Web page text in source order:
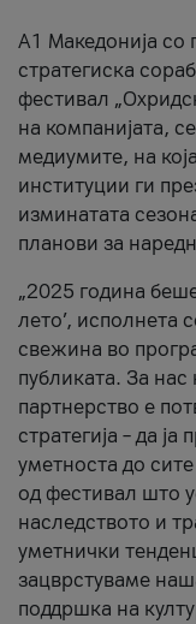
A1 Македонија со
стратегиска
фестивал
на компанијата,
медиумите, на
институции ги
изминатата
планови за
„2025 година
лето’, исполнета
свежина во
публиката. За нас
партнерство е
стратегија – да
уметноста до
од фестивал што
наследството и
уметнички
зацврстуваме
поддршка на